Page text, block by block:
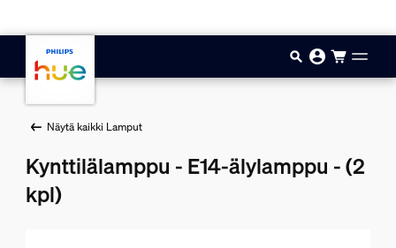
Näytä kaikki Lamput
Kynttilälamppu - E14-älylamppu - (2
kpl)